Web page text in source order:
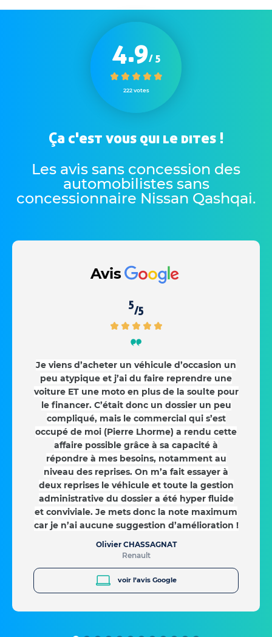
4.9/ 5
222 votes
Ça c'est vous qui le dites !
Les avis sans concession des
automobilistes sans
concessionnaire Nissan Qashqai.
Avis
5/5
Je viens d’acheter un véhicule d’occasion un
peu atypique et j’ai du faire reprendre une
voiture ET une moto en plus de la soulte pour
le financer. C’était donc un dossier un peu
compliqué, mais le commercial qui s’est
occupé de moi (Pierre Lhorme) a rendu cette
affaire possible grâce à sa capacité à
répondre à mes besoins, notamment au
niveau des reprises. On m’a fait essayer à
deux reprises le véhicule et toute la gestion
administrative du dossier a été hyper fluide
et conviviale. Je mets donc la note maximum
car je n’ai aucune suggestion d’amélioration !
Olivier CHASSAGNAT
Renault
voir l’avis Google